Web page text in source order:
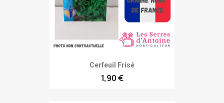
Cerfeuil Frisé
1,90 €